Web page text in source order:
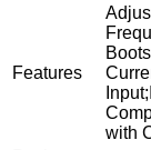
Features
with